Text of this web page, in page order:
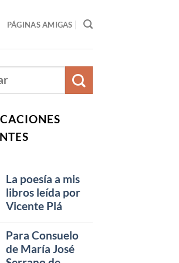
PÁGINAS AMIGAS
La poesía a mis
libros leída por
Vicente Plá
Para Consuelo
de María José